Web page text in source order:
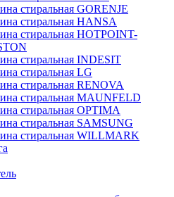
стиральная GORENJE
стиральная HANSA
стиральная HOTPOINT-
стиральная INDESIT
стиральная LG
стиральная RENOVA
стиральная MAUNFELD
стиральная OPTIMA
стиральная SAMSUNG
стиральная WILLMARK